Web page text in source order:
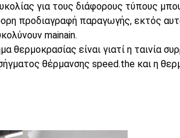
για τους διάφορους τύπους
προδιαγραφή παραγωγής, εκτός
mainain.
είναι γιατί η ταινία
θέρμανσης speed.the και η